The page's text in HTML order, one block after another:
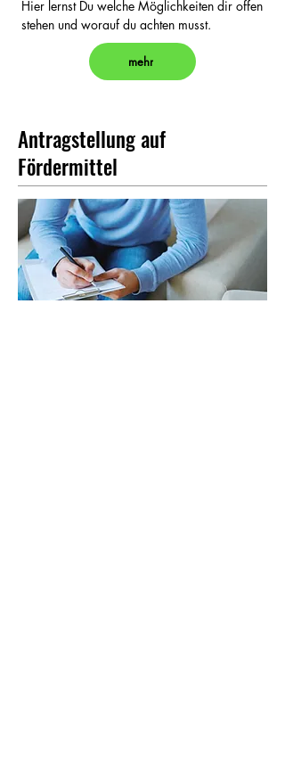
Hier lernst Du welche Möglichkeiten dir offen
stehen und worauf du achten musst.
mehr
Antragstellung auf
Fördermittel